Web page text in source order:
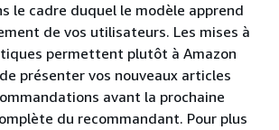
le cadre duquel le modèle apprend
de vos utilisateurs. Les mises à
permettent plutôt à Amazon
présenter vos nouveaux articles
avant la prochaine
du recommandant. Pour plus